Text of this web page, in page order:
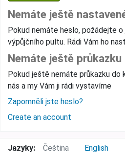
Nemáte ještě
Pokud nemáte heslo, požádejte
výpůjčního pultu. Rádi Vám ho
Nemáte ještě průkazku
Pokud ještě nemáte průkazku do
nás a my Vám ji rádi vystavíme
Zapomněli jste heslo?
Create an account
Jazyky: Čeština English